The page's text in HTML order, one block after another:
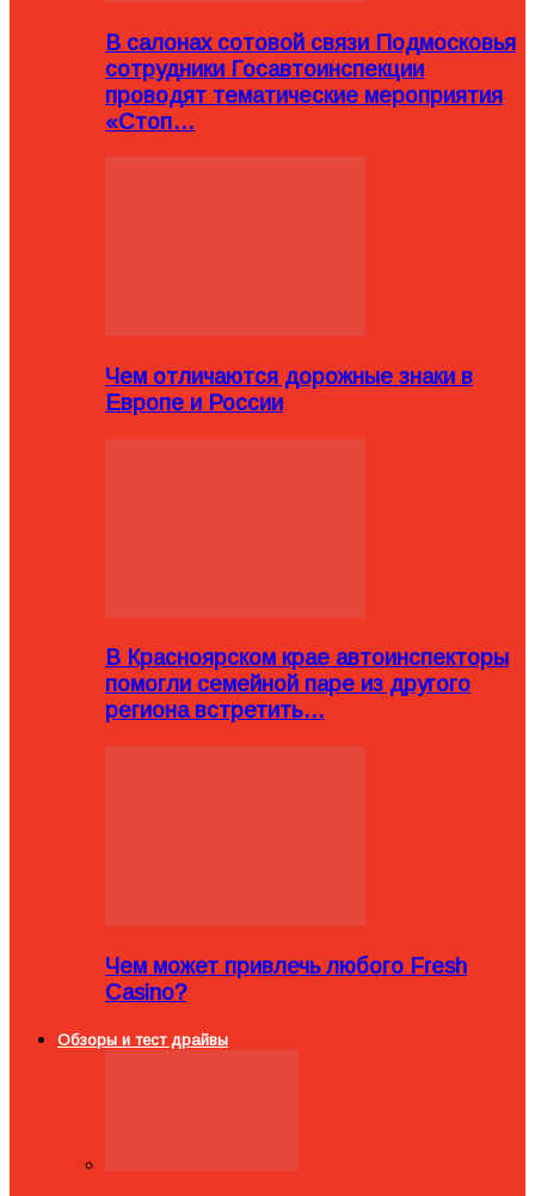
В салонах сотовой связи Подмосковья
сотрудники Госавтоинспекции
проводят тематические мероприятия
«Стоп…
Чем отличаются дорожные знаки в
Европе и России
В Красноярском крае автоинспекторы
помогли семейной паре из другого
региона встретить…
Чем может привлечь любого Fresh
Casino?
Обзоры и тест драйвы